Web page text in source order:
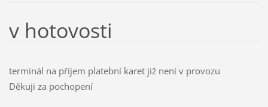
v hotovosti
terminál na příjem platební karet již není v provozu
Děkuji za pochopení